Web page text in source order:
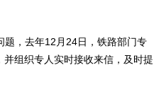
，去年12月24日，铁路部门专
组织专人实时接收来信，及时提